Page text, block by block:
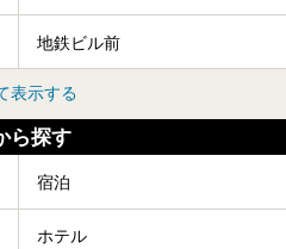
地鉄ビル前
表示する
ら探す
宿泊
ホテル